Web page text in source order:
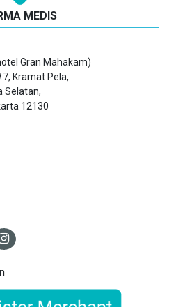
MEDIS
Gran Mahakam)
Kramat Pela,
Selatan,
12130